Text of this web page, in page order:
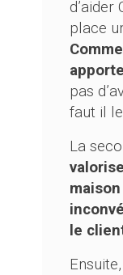
d’aider
place
pas
faut il
La
le